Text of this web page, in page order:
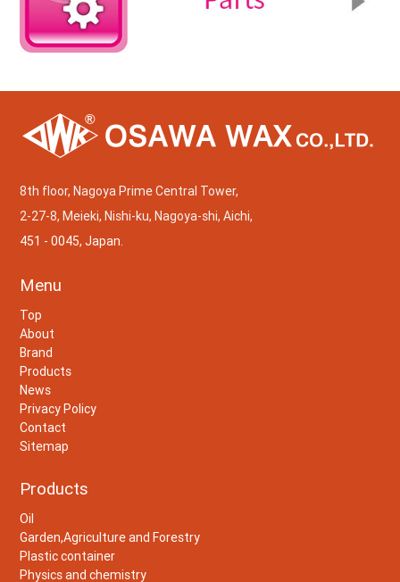
8th floor, Nagoya Prime Central Tower,
2-27-8, Meieki, Nishi-ku, Nagoya-shi, Aichi,
451 - 0045, Japan.
Menu
Top
About
Brand
Products
News
Privacy Policy
Contact
Sitemap
Products
Oil
Garden,Agriculture and Forestry
Plastic container
Physics and chemistry